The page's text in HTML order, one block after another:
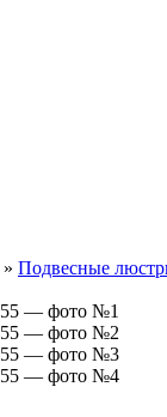
» Подвесные